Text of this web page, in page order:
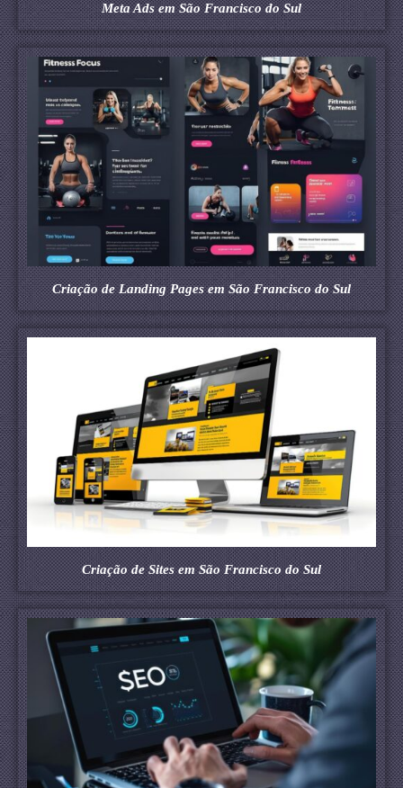
Meta Ads em São Francisco do Sul
Criação de Landing Pages em São Francisco do Sul
Criação de Sites em São Francisco do Sul